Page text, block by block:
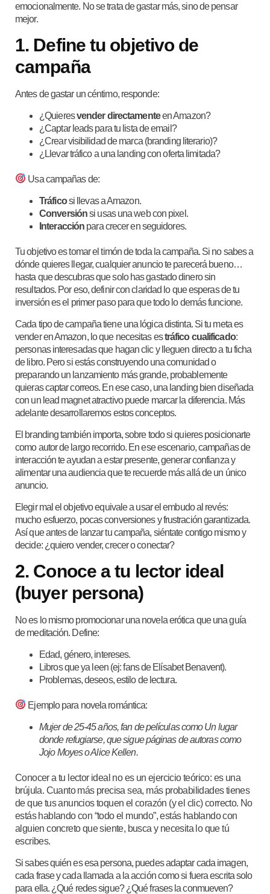
emocionalmente. No se trata de gastar más, sino de pensar
mejor.
1. Define tu objetivo de
campaña
Antes de gastar un céntimo, responde:
¿Quieresvender directamenteen Amazon?
¿Captar leads para tu lista de email?
¿Crear visibilidad de marca (branding literario)?
¿Llevar tráfico a una landing con oferta limitada?
Usa campañas de:
Tráficosi llevas a Amazon.
Conversiónsi usas una web con pixel.
Interacción para crecer en seguidores.
Tu objetivo es tomar el timón de toda la campaña. Si no sabes a
dónde quieres llegar, cualquier anuncio te parecerá bueno…
hasta que descubras que solo has gastado dinero sin
resultados. Por eso, definir con claridad lo que esperas de tu
inversión es el primer paso para que todo lo demás funcione.
Cada tipo de campaña tiene una lógica distinta. Si tu meta es
vender en Amazon, lo que necesitas estráfico cualificado:
personas interesadas que hagan clic y lleguen directo a tu ficha
de libro. Pero si estás construyendo una comunidad o
preparando un lanzamiento más grande, probablemente
quieras captar correos. En ese caso, una landing bien diseñada
con un lead magnet atractivo puede marcar la diferencia. Más
adelante desarrollaremos estos conceptos.
El branding también importa, sobre todo si quieres posicionarte
como autor de largo recorrido. En ese escenario, campañas de
interacción te ayudan a estar presente, generar confianza y
alimentar una audiencia que te recuerde más allá de un único
anuncio.
Elegir mal el objetivo equivale a usar el embudo al revés:
mucho esfuerzo, pocas conversiones y frustración garantizada.
Así que antes de lanzar tu campaña, siéntate contigo mismo y
decide: ¿quiero vender, crecer o conectar?
2. Conoce a tu lector ideal
(buyer persona)
No es lo mismo promocionar una novela erótica que una guía
de meditación. Define:
Edad, género, intereses.
Libros que ya leen (ej: fans de Elísabet Benavent).
Problemas, deseos, estilo de lectura.
Ejemplo para novela romántica:
Mujer de 25-45 años, fan de películas como Un lugar
donde refugiarse, que sigue páginas de autoras como
Jojo Moyes o Alice Kellen.
Conocer a tu lector ideal no es un ejercicio teórico: es una
brújula. Cuanto más precisa sea, más probabilidades tienes
de que tus anuncios toquen el corazón (y el clic) correcto. No
estás hablando con “todo el mundo”, estás hablando con
alguien concreto que siente, busca y necesita lo que tú
escribes.
Si sabes quién es esa persona, puedes adaptar cada imagen,
cada frase y cada llamada a la acción como si fuera escrita solo
para ella. ¿Qué redes sigue? ¿Qué frases la conmueven?